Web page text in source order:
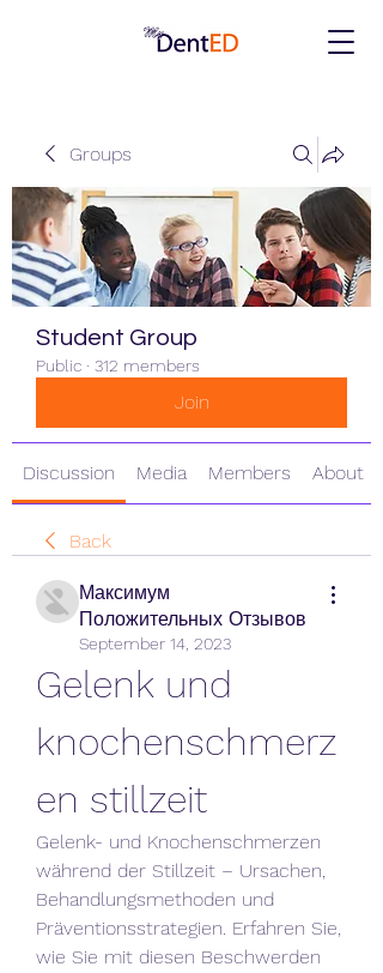
Groups
Student Group
Public · 312 members
Join
Discussion Media Members About
Back
Максимум
Положительных Отзывов
September 14, 2023
Gelenk und
knochenschmerz
en stillzeit
Gelenk- und Knochenschmerzen
während der Stillzeit – Ursachen,
Behandlungsmethoden und
Präventionsstrategien. Erfahren Sie,
wie Sie mit diesen Beschwerden